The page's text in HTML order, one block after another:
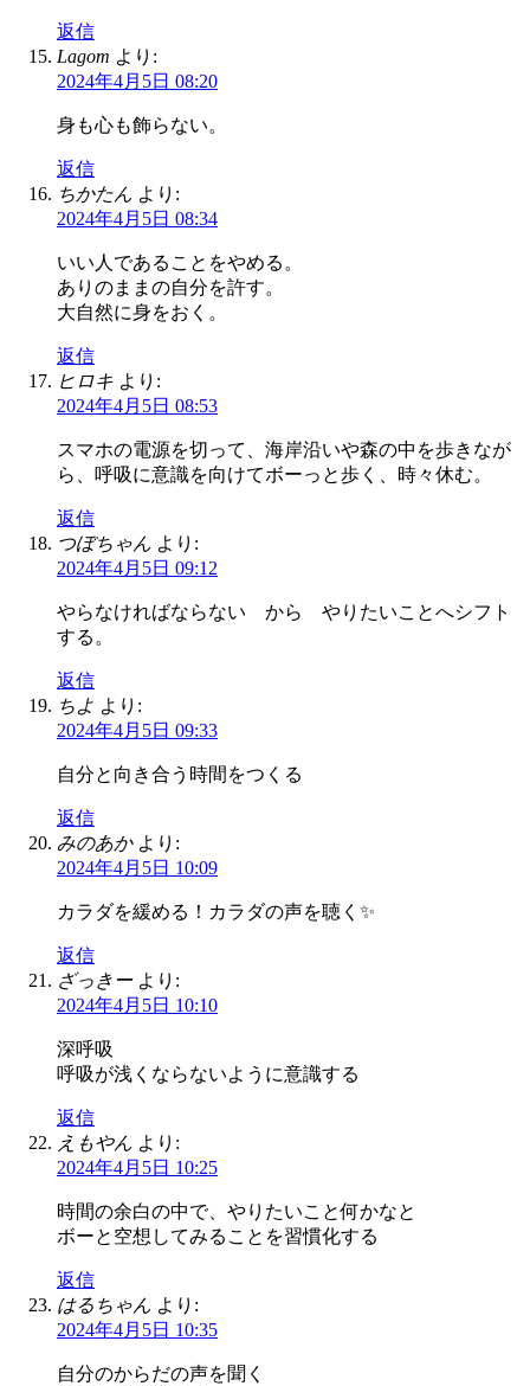
返信
Lagom より:
2024年4月5日 08:20
身も心も飾らない。
返信
ちかたん より:
2024年4月5日 08:34
いい人であることをやめる。
ありのままの自分を許す。
大自然に身をおく。
返信
ヒロキ より:
2024年4月5日 08:53
スマホの電源を切って、海岸沿いや森の中を歩きなが
ら、呼吸に意識を向けてボーっと歩く、時々休む。
返信
つぼちゃん より:
2024年4月5日 09:12
やらなければならない から やりたいことへシフト
する。
返信
ちよ より:
2024年4月5日 09:33
自分と向き合う時間をつくる
返信
みのあか より:
2024年4月5日 10:09
カラダを緩める！カラダの声を聴く✨
返信
ざっきー より:
2024年4月5日 10:10
深呼吸
呼吸が浅くならないように意識する
返信
えもやん より:
2024年4月5日 10:25
時間の余白の中で、やりたいこと何かなと
ボーと空想してみることを習慣化する
返信
はるちゃん より:
2024年4月5日 10:35
自分のからだの声を聞く